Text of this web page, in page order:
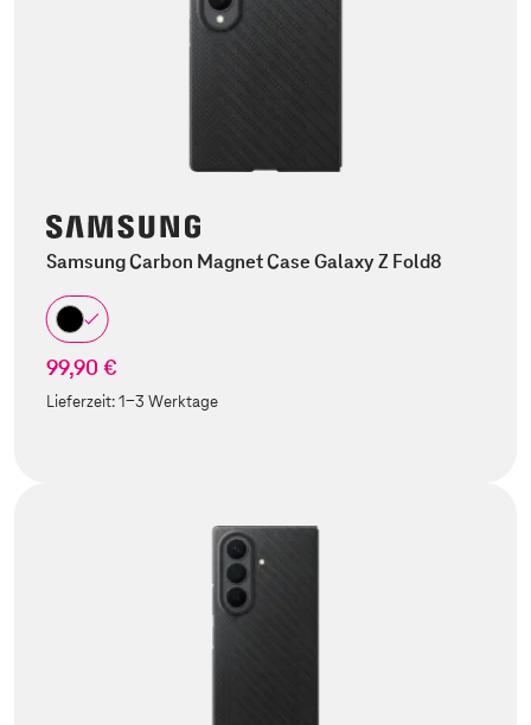
Samsung Carbon Magnet Case Galaxy Z Fold8
99,90 €
Lieferzeit:1-3 Werktage